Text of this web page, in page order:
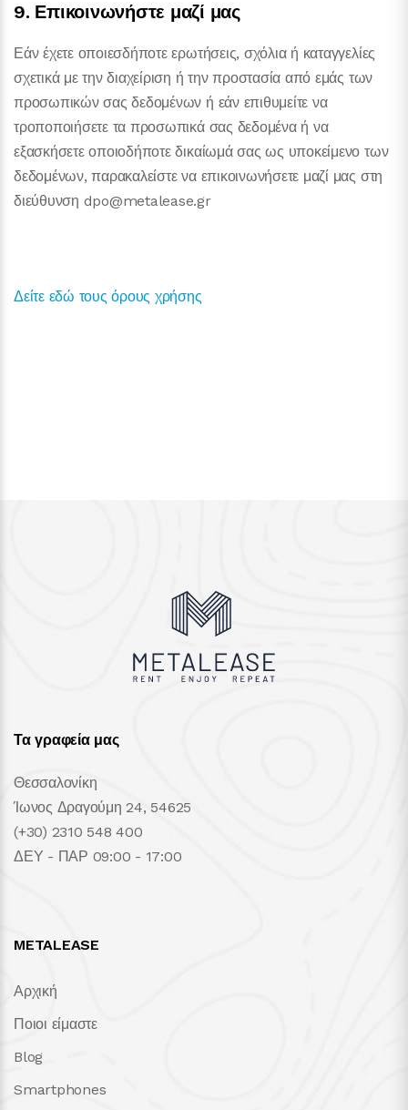
9. Επικοινωνήστε μαζί μας
Εάν έχετε οποιεσδήποτε ερωτήσεις, σχόλια ή καταγγελίες
σχετικά με την διαχείριση ή την προστασία από εμάς των
προσωπικών σας δεδομένων ή εάν επιθυμείτε να
τροποποιήσετε τα προσωπικά σας δεδομένα ή να
εξασκήσετε οποιοδήποτε δικαίωμά σας ως υποκείμενο των
δεδομένων, παρακαλείστε να επικοινωνήσετε μαζί μας στη
διεύθυνση dpo@metalease.gr
Δείτε εδώ τους όρους χρήσης
Τα γραφεία μας
Θεσσαλονίκη
Ίωνος Δραγούμη 24, 54625
(+30) 2310 548 400
ΔΕΥ - ΠΑΡ 09:00 - 17:00
METALEASE
Αρχική
Ποιοι είμαστε
Blog
Smartphones